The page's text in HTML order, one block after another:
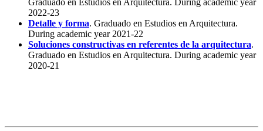
2022-23
Detalle y forma. Graduado en Estudios en Arquitectura.
During academic year 2021-22
Soluciones constructivas en referentes de la arquitectura.
Graduado en Estudios en Arquitectura. During academic year
2020-21